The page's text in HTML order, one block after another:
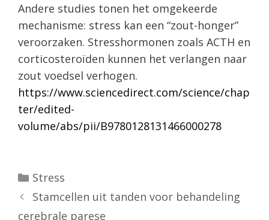
Andere studies tonen het omgekeerde
mechanisme: stress kan een “zout-honger”
veroorzaken. Stresshormonen zoals ACTH en
corticosteroïden kunnen het verlangen naar
zout voedsel verhogen.
https://www.sciencedirect.com/science/chap
ter/edited-
volume/abs/pii/B9780128131466000278
Categorieën
Stress
Stamcellen uit tanden voor behandeling
cerebrale parese